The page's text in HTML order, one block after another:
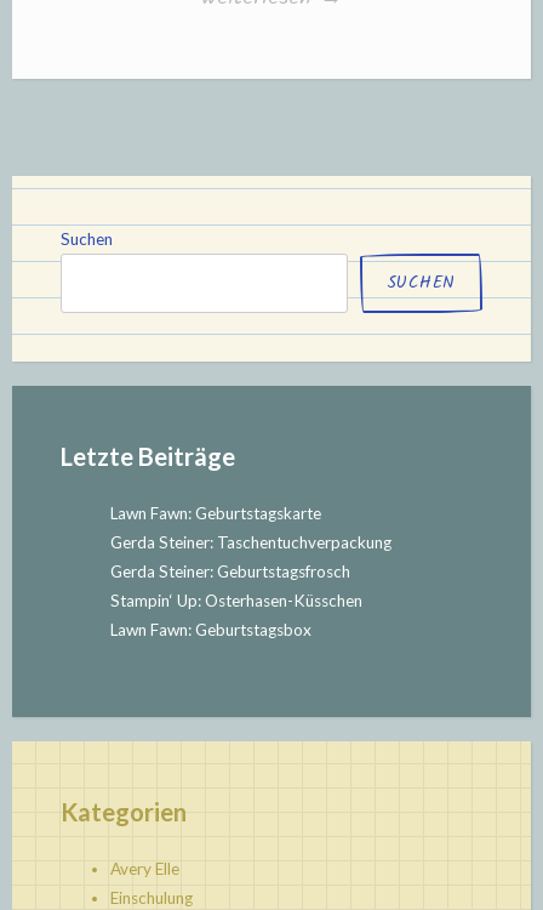
als
Suchen
SUCHEN
Letzte Beiträge
Lawn Fawn: Geburtstagskarte
Gerda Steiner: Taschentuchverpackung
Gerda Steiner: Geburtstagsfrosch
Stampin‘ Up: Osterhasen-Küsschen
Lawn Fawn: Geburtstagsbox
Kategorien
Avery Elle
Einschulung